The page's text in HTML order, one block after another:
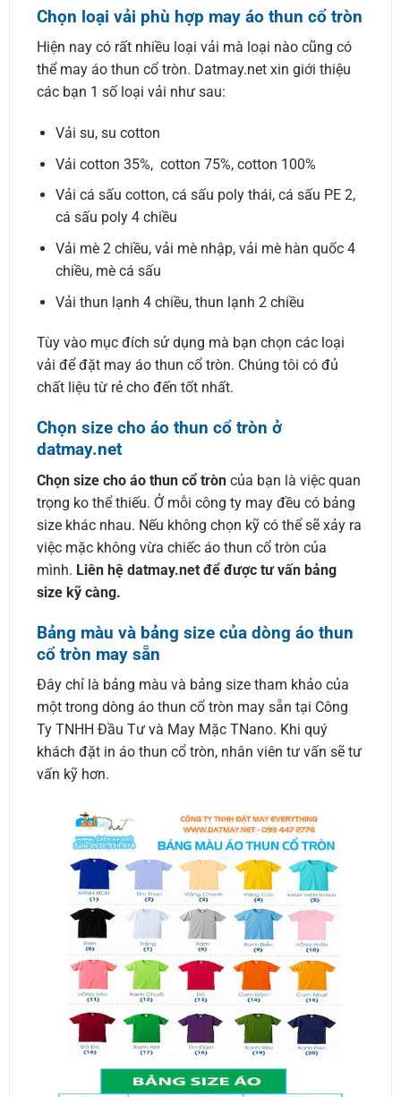
Chọn loại vải phù hợp may áo thun cổ tròn
Hiện nay có rất nhiều loại vải mà loại nào cũng có
thể may áo thun cổ tròn. Datmay.net xin giới thiệu
các bạn 1 số loại vải như sau:
Vải su, su cotton
Vải cotton 35%, cotton 75%, cotton 100%
Vải cá sấu cotton, cá sấu poly thái, cá sấu PE 2,
cá sấu poly 4 chiều
Vải mè 2 chiều, vải mè nhập, vải mè hàn quốc 4
chiều, mè cá sấu
Vải thun lạnh 4 chiều, thun lạnh 2 chiều
Tùy vào mục đích sử dụng mà bạn chọn các loại
vải để đặt may áo thun cổ tròn. Chúng tôi có đủ
chất liệu từ rẻ cho đến tốt nhất.
Chọn size cho áo thun cổ tròn ở
datmay.net
Chọn size cho áo thun cổ tròn của bạn là việc quan
trọng ko thể thiếu. Ở mỗi công ty may đều có bảng
size khác nhau. Nếu không chọn kỹ có thể sẽ xảy ra
việc mặc không vừa chiếc áo thun cổ tròn của
mình. Liên hệ datmay.net để được tư vấn bảng
size kỹ càng.
Bảng màu và bảng size của dòng áo thun
cổ tròn may sẵn
Đây chỉ là bảng màu và bảng size tham khảo của
một trong dòng áo thun cổ tròn may sẵn tại Công
Ty TNHH Đầu Tư và May Mặc TNano. Khi quý
khách đặt in áo thun cổ tròn, nhân viên tư vấn sẽ tư
vấn kỹ hơn.